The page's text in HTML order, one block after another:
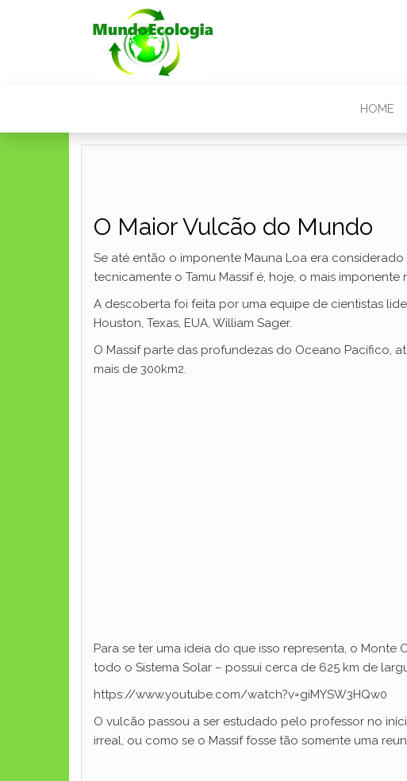
HOME
O Maior Vulcão do Mundo
Se até então o imponente Mauna Loa era considerado
tecnicamente o Tamu Massif é, hoje, o mais
A descoberta foi feita por uma equipe de cientistas
Houston, Texas, EUA, William Sager.
O Massif parte das profundezas do Oceano Pacífico,
mais de 300km2.
Para se ter uma ideia do que isso representa, o Monte
todo o Sistema Solar – possui cerca de 625 km de
https://www.youtube.com/watch?v=giMYSW3HQw0
O vulcão passou a ser estudado pelo professor no
irreal, ou como se o Massif fosse tão somente uma